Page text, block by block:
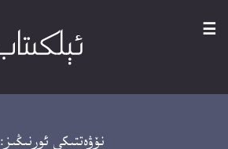
☰
نۆۋەتتىكى ئورنىڭىز: